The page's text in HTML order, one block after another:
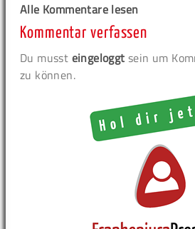
Alle Kommentare lesen
Kommentar verfassen
Du musst eingeloggt sein um
zu können.